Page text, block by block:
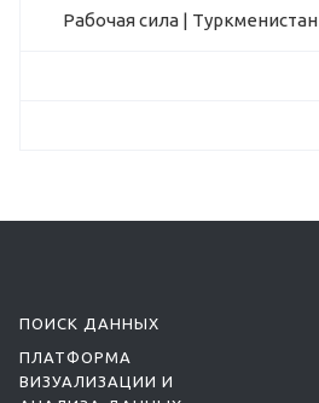
Рабочая сила | Туркменистан
ПОИСК ДАННЫХ
ПЛАТФОРМА
ВИЗУАЛИЗАЦИИ И